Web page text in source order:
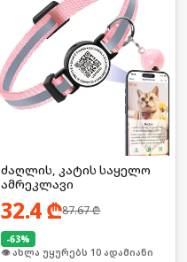
ძაღლის, კატის საყელო
ამრეკლავი
32.4₾87.67₾
-63%
🛒 ბოლო 24სთ-ში იყიდა 16-მა